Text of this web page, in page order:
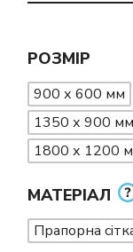
РОЗМІР
900 х 600 мм
1350 х 900 мм
1800 х 1200
МАТЕРІАЛ
Прапорна